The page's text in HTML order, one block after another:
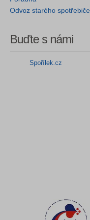
Odvoz starého spotřebiče
Buďte s námi
Spořílek.cz